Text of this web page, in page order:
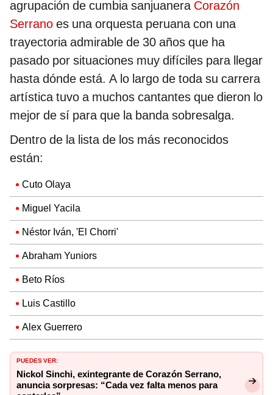
agrupación de cumbia sanjuanera Corazón
Serrano es una orquesta peruana con una
trayectoria admirable de 30 años que ha
pasado por situaciones muy difíciles para llegar
hasta dónde está. A lo largo de toda su carrera
artística tuvo a muchos cantantes que dieron lo
mejor de sí para que la banda sobresalga.
Dentro de la lista de los más reconocidos
están:
Cuto Olaya
Miguel Yacila
Néstor Iván, 'El Chorri'
Abraham Yuniors
Beto Ríos
Luis Castillo
Alex Guerrero
PUEDES VER:
Nickol Sinchi, exintegrante de Corazón Serrano,
anuncia sorpresas: “Cada vez falta menos para